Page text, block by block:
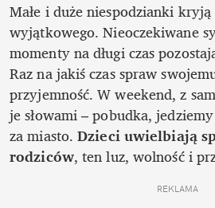
Małe i duże niespodzianki
wyjątkowego. Nieoczekiwane
momenty na długi czas
Raz na jakiś czas spraw
przyjemność. W weekend, z
je słowami – pobudka,
za miasto. Dzieci uwielbiają
rodziców, ten luz, wolność i
REKLAMA